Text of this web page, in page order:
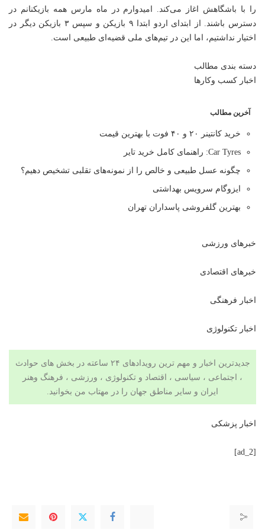
را با باشگاهش اغاز می‌کند. امیدوارم در ماه مارس همه بازیکنانم در
دسترس باشند. از ابتدای اردو ابتدا ۹ بازیکن و سپس ۳ بازیکن دیگر در
اختیار نداشتیم، اما این در تیم‌های ملی قضیه‌ای طبیعی است.
دسته بندی مطالب
اخبار کسب وکارها
آخرین مطالب
خرید کانتینر ۲۰ و ۴۰ فوت با بهترین قیمت
Car Tyres: راهنمای کامل خرید تایر
چگونه عسل طبیعی و خالص را از نمونه‌های تقلبی تشخیص دهیم؟
ایزوگام سرویس بهداشتی
بهترین گلفروشی پاسداران تهران
خبرهای ورزشی
خبرهای اقتصادی
اخبار فرهنگی
اخبار تکنولوژی
جدیدترین اخبار و مهم ترین رویدادهای ۲۴ ساعته در بخش های حوادث
، اجتماعی ، سیاسی ، اقتصاد و تکنولوژی ، ورزشی ، فرهنگ وهنر
ایران و سایر مناطق جهان را در مهتاب من بخوانید.
اخبار پزشکی
[ad_2]